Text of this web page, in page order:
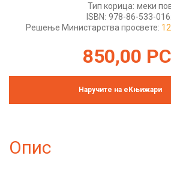
Тип корица: меки
ISBN: 978-86-533-
Решење Министарства просвете:
850,00
Наручите на еКњижари
Опис